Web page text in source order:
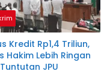
Kredit Rp1,4 Triliun,
Hakim Lebih Ringan
JPU